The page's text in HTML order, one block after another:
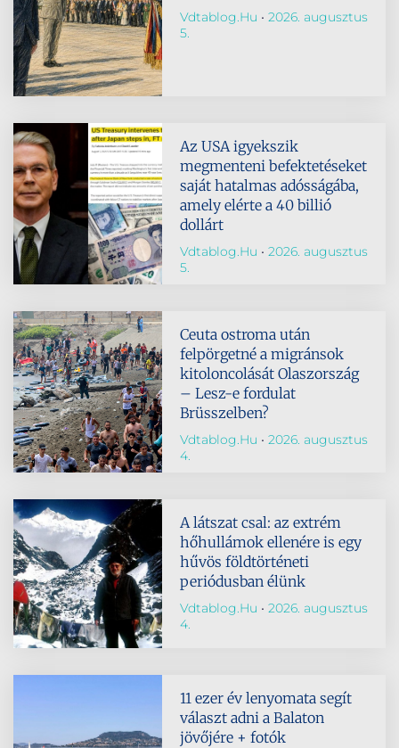
Vdtablog.hu
2026. augusztus
5.
Az USA igyekszik
megmenteni befektetéseket
saját hatalmas adósságába,
amely elérte a 40 billió
dollárt
Vdtablog.hu
2026. augusztus
5.
Ceuta ostroma után
felpörgetné a migránsok
kitoloncolását Olaszország
– Lesz-e fordulat
Brüsszelben?
Vdtablog.hu
2026. augusztus
4.
A látszat csal: az extrém
hőhullámok ellenére is egy
hűvös földtörténeti
periódusban élünk
Vdtablog.hu
2026. augusztus
4.
11 ezer év lenyomata segít
választ adni a Balaton
jövőjére + fotók